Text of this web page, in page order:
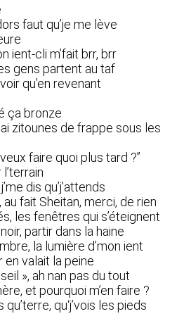
faut qu’je me lève
ient-cli m’fait brr, brr
gens partent au taf
qu’en revenant
ça bronze
zitounes de frappe sous les
veux faire quoi plus tard ?”
dis qu’j’attends
au fait Sheitan, merci, de rien
les fenêtres qui s’éteignent
partir dans la haine
la lumière d’mon ient
en valait la peine
», ah nan pas du tout
et pourquoi m’en faire ?
qu‘j’vois les pieds